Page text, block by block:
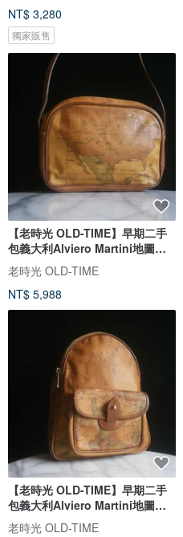
NT$ 3,280
獨家販售
【老時光 OLD-TIME】早期二手
包義大利Alviero Martini地圖肩
背包
老時光 OLD-TIME
NT$ 5,988
【老時光 OLD-TIME】早期二手
包義大利Alviero Martini地圖後
背包
老時光 OLD-TIME